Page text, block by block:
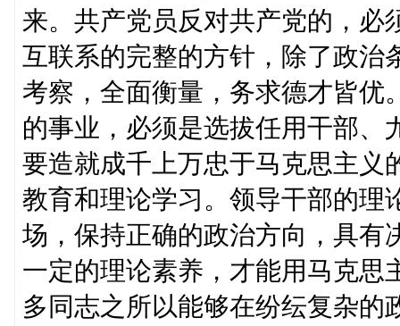
来。共产党员反对共产党的，必
互联系的完整的方针，除了政治
考察，全面衡量，务求德才皆优
的事业，必须是选拔任用干部、
要造就成千上万忠于马克思主义
教育和理论学习。领导干部的理
场，保持正确的政治方向，具有
一定的理论素养，才能用马克思
多同志之所以能够在纷纭复杂的